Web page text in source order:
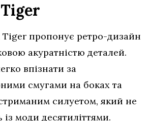
пропонує ретро-дизайн
акуратністю деталей.
впізнати за
смугами на боках та
силуетом, який не
із моди десятиліттями.